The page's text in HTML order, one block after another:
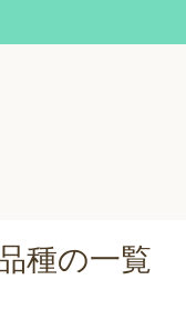
種の一覧